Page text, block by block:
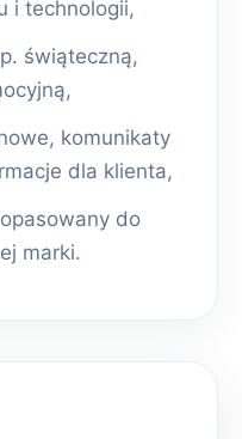
i technologii,
świąteczną,
komunikaty
dla klienta,
do
marki.